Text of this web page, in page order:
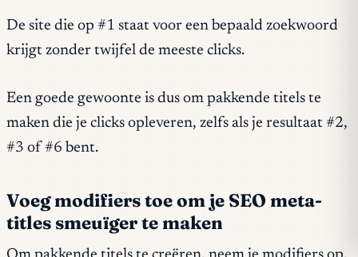
De site die op #1 staat voor een bepaald zoekwoord
krijgt zonder twijfel de meeste clicks.
Een goede gewoonte is dus om pakkende titels te
maken die je clicks opleveren, zelfs als je resultaat #2,
#3 of #6 bent.
Voeg modifiers toe om je SEO meta-
titles smeuïger te maken